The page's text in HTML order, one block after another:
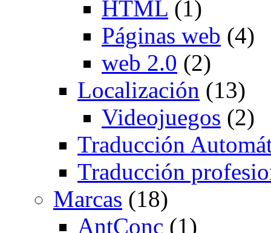
HTML (1)
Páginas web (4)
web 2.0 (2)
Localización (13)
Videojuegos (2)
Traducción
Traducción
Marcas (18)
AntConc (1)